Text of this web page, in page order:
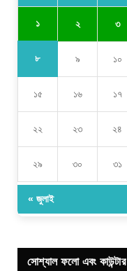
১ ২ ৩
৮ ৯ ১০
১৫ ১৬ ১৭
২২ ২৩ ২৪
২৯ ৩০ ৩১
« জুলাই
সোশ্যাল ফলো এবং কাউন্টার